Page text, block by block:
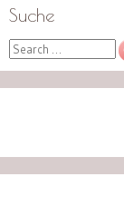
Suche
Search